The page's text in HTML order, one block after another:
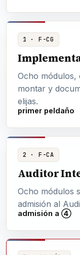
1 · F-CG
Ocho módulos,
montar y
elijas.
primer peldaño
2 · F-CA
Auditor
Ocho módulos
admisión al
admisión a ④